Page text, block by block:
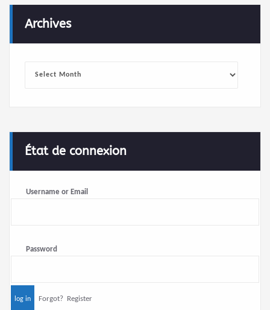
Archives
État de connexion
Username or Email
Password
Forgot? Register